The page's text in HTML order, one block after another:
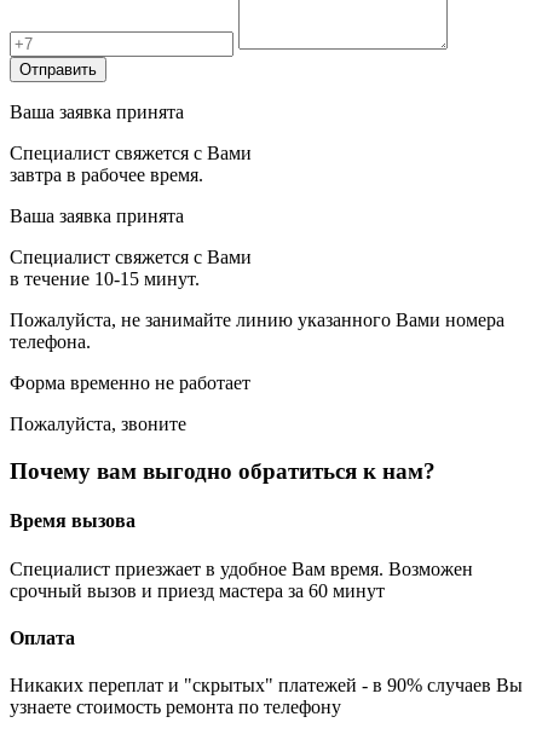
Отправить
Ваша заявка принята
Специалист свяжется с Вами
завтра в рабочее время.
Ваша заявка принята
Специалист свяжется с Вами
в течение 10-15 минут.
Пожалуйста, не занимайте линию указанного Вами номера
телефона.
Форма временно не работает
Пожалуйста, звоните
Почему вам выгодно обратиться к нам?
Время вызова
Специалист приезжает в удобное Вам время. Возможен
срочный вызов и приезд мастера за 60 минут
Оплата
Никаких переплат и "скрытых" платежей - в 90% случаев Вы
узнаете стоимость ремонта по телефону